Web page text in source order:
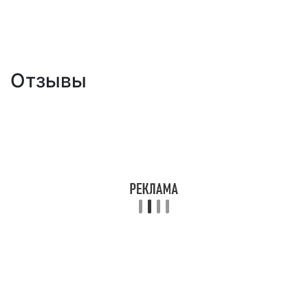
Отзывы